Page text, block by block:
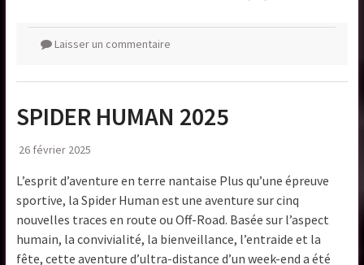
Laisser un commentaire
SPIDER HUMAN 2025
26 février 2025
L’esprit d’aventure en terre nantaise Plus qu’une épreuve
sportive, la Spider Human est une aventure sur cinq
nouvelles traces en route ou Off-Road. Basée sur l’aspect
humain, la convivialité, la bienveillance, l’entraide et la
fête, cette aventure d’ultra-distance d’un week-end a été